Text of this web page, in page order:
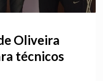
Oliveira
técnicos